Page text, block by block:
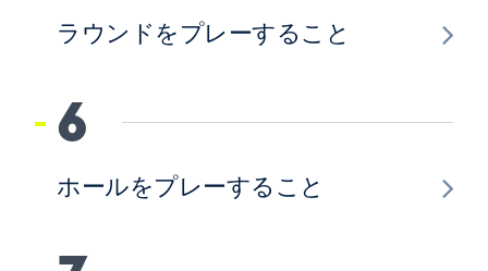
ラウンドをプレーすること
6
ホールをプレーすること